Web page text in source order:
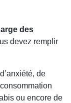
des
devez remplir
de
ou encore de